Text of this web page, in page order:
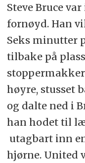
Steve Bruce
fornøyd. Han
Seks minutter
tilbake på
høyre, stusset
og dalte ned i
han hodet til
utagbart inn
hjørne. United